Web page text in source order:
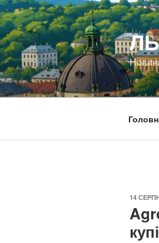
Перейти
до
вмісту
14